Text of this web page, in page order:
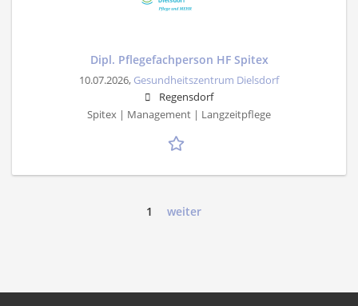
Dipl. Pflegefachperson HF Spitex
10.07.2026, Gesundheitszentrum Dielsdorf
Regensdorf
Spitex | Management | Langzeitpflege
1 weiter